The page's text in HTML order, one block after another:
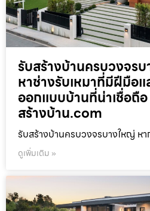
รับสร้างบ้านครบวงจร
หาช่างรับเหมาที่มีฝีมือแ
ออกแบบบ้านที่น่าเชื่อถื
สร้างบ้าน.com
รับสร้างบ้านครบวงจรบางใหญ่ หา
ดูเพิ่มเติม »